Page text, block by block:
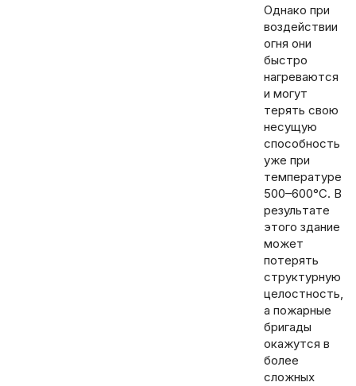
Однако при
воздействии
огня они
быстро
нагреваются
и могут
терять свою
несущую
способность
уже при
температуре
500–600°C. В
результате
этого здание
может
потерять
структурную
целостность,
а пожарные
бригады
окажутся в
более
сложных